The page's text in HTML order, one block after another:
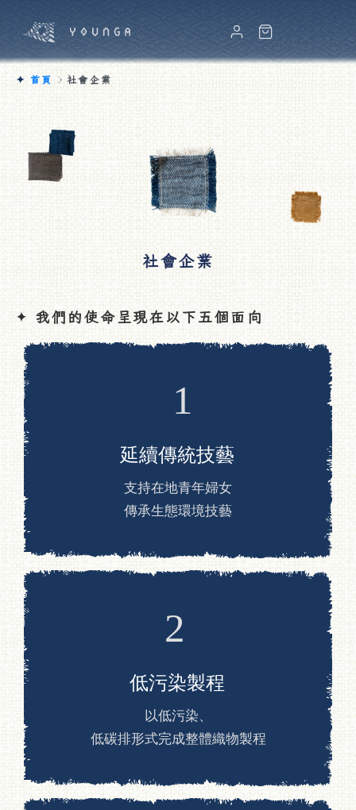
商品
商品介紹
寢具
洗滌說明
商品分類
經典推薦／禮品套組
服飾
瑜伽 / 靜坐 / 放鬆
✦ 首頁 社會企業
社會企業
✦ 我們的使命呈現在以下五個面向